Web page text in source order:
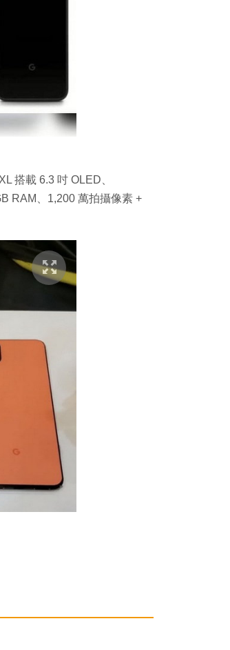
搭載 6.3 吋 OLED、
RAM、1,200 萬拍攝像素 +